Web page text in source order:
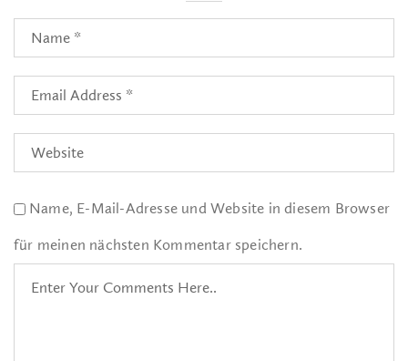
Name, E-Mail-Adresse und Website in diesem Browser
für meinen nächsten Kommentar speichern.